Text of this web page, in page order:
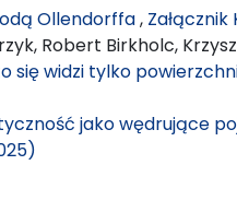
Ollendorffa, Załącznik
Robert Birkholc,
się widzi tylko
jako wędrujące